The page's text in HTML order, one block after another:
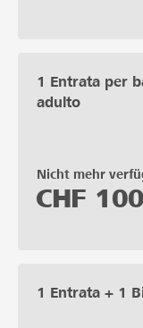
1 Entrata per
adulto
Nicht mehr
CHF
1 Entrata + 1